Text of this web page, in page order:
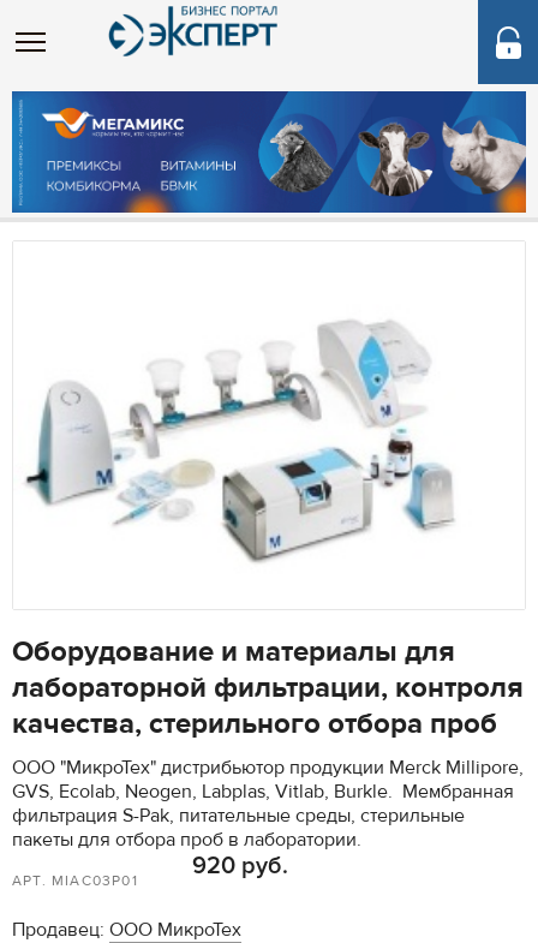
Оборудование и материалы для
лабораторной фильтрации, контроля
качества, стерильного отбора проб
ООО "МикроТех" дистрибьютор продукции Merck Millipore,
GVS, Ecolab, Neogen, Labplas, Vitlab, Burkle. Мембранная
фильтрация S-Pak, питательные среды, стерильные
пакеты для отбора проб в лаборатории.
АРТ. MIAC03P01 920 руб.
Продавец: ООО МикроТех